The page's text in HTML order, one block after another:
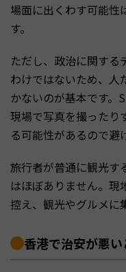
場面に出くわす可能性
す。
ただし、政治に関する
わけではないため、人
かないのが基本です。
現場で写真を撮ったり
る可能性があるので避
旅行者が普通に観光す
はほぼありません。現
控え、観光やグルメに
香港で治安が悪